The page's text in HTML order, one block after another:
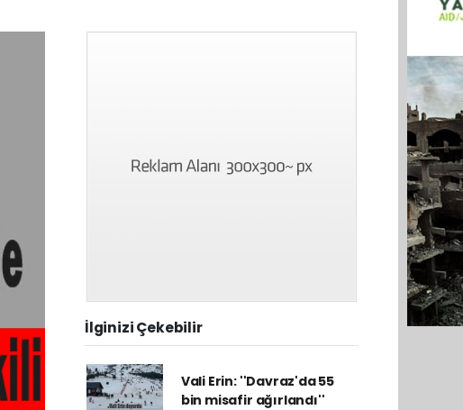
İlginizi Çekebilir
Vali Erin: ''Davraz'da 55
bin misafir ağırlandı''